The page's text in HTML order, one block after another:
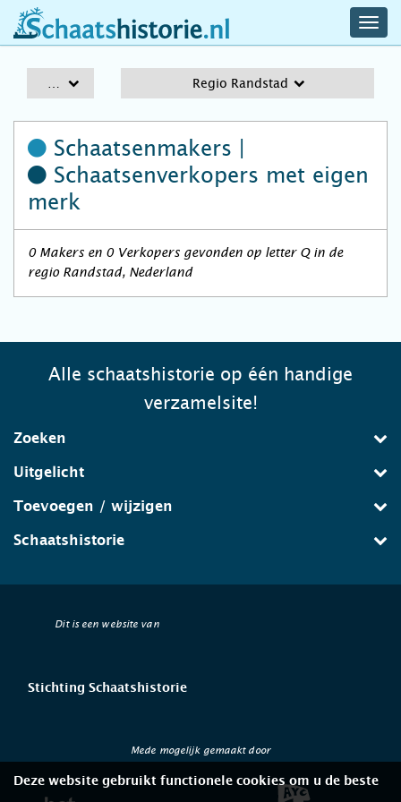
schaatshistorie.nl
Regio Randstad
Schaatsenmakers |
Schaatsenverkopers met eigen
merk
0 Makers en 0 Verkopers gevonden op letter Q in de
regio Randstad, Nederland
Alle schaatshistorie op één handige
verzamelsite!
Zoeken
Uitgelicht
Toevoegen / wijzigen
Schaatshistorie
Dit is een website van
Stichting Schaatshistorie
Mede mogelijk gemaakt door
Deze website gebruikt functionele cookies om u de beste